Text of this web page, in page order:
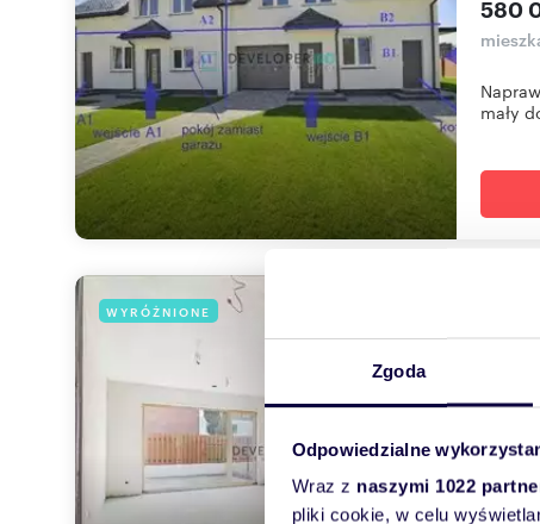
Zgoda
Odpowiedzialne
Wraz z naszymi 1022
pliki cookie, w celu
580
mały
WYRÓŻNIONE
790